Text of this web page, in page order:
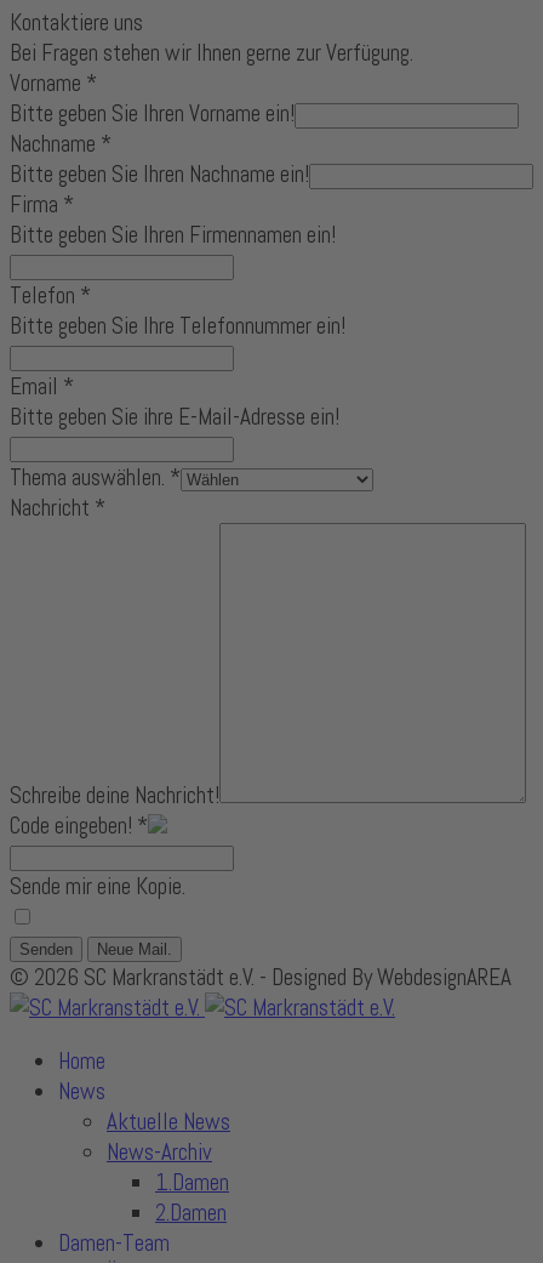
Kontaktiere uns
Bei Fragen stehen wir Ihnen gerne zur Verfügung.
Vorname *
Bitte geben Sie Ihren Vorname ein!
Nachname *
Bitte geben Sie Ihren Nachname ein!
Firma *
Bitte geben Sie Ihren Firmennamen ein!
Telefon *
Bitte geben Sie Ihre Telefonnummer ein!
Email *
Bitte geben Sie ihre E-Mail-Adresse ein!
Thema auswählen. *
Nachricht *
Schreibe deine Nachricht!
Code eingeben! *
Sende mir eine Kopie.
© 2026 SC Markranstädt e.V. - Designed By WebdesignAREA
Home
News
Aktuelle News
News-Archiv
1.Damen
2.Damen
Damen-Team